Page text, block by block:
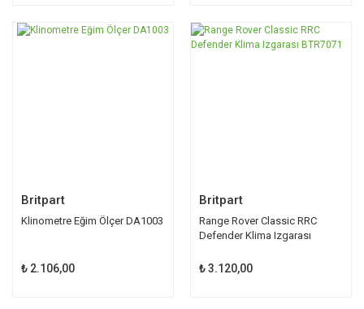
Britpart
Klinometre Eğim Ölçer DA1003
₺ 2.106,00
Britpart
Range Rover Classic RRC
Defender Klima Izgarası
₺ 3.120,00